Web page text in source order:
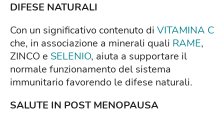
DIFESE NATURALI
Con un significativo contenuto di VITAMINA C
che, in associazione a minerali quali RAME,
ZINCO e SELENIO, aiuta a supportare il
normale funzionamento del sistema
immunitario favorendo le difese naturali.
SALUTE IN POST MENOPAUSA